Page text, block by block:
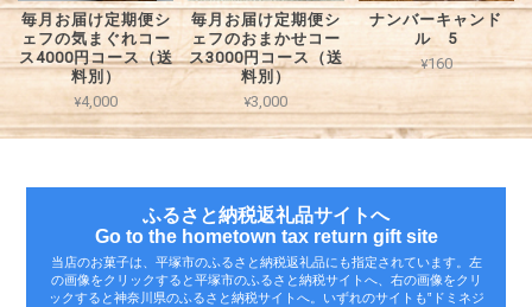
毎月お届け定期便シ
ェフの気まぐれコー
ス4000円コース（送
料別）
¥4,000
毎月お届け定期便シ
ェフのおまかせコー
ス3000円コース（送
料別）
¥3,000
ナンバーキャンド
ル 5
¥160
ふるさと納税返礼品サイトへ
Go to the hometown tax return gift site
当店のお菓子は、平塚市のふるさと納税返礼品にも指定されています。左
の画像をクリックすると平塚市のふるさと納税サイトへ、右の画像をクリ
ックすると神奈川県のふるさと納税サイトへ。いずれのサイトも‟ドミネジ